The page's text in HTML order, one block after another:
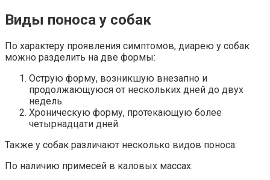
Виды поноса у собак
По характеру проявления симптомов, диарею у собак
можно разделить на две формы:
Острую форму, возникшую внезапно и
продолжающуюся от нескольких дней до двух
недель.
Хроническую форму, протекающую более
четырнадцати дней.
Также у собак различают несколько видов поноса:
По наличию примесей в каловых массах: